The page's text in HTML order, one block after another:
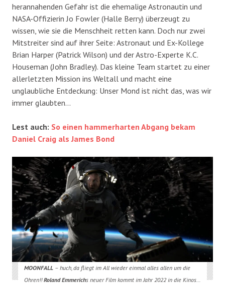
herannahenden Gefahr ist die ehemalige Astronautin und
NASA-Offizierin Jo Fowler (Halle Berry) überzeugt zu
wissen, wie sie die Menschheit retten kann. Doch nur zwei
Mitstreiter sind auf ihrer Seite: Astronaut und Ex-Kollege
Brian Harper (Patrick Wilson) und der Astro-Experte K.C.
Houseman (John Bradley). Das kleine Team startet zu einer
allerletzten Mission ins Weltall und macht eine
unglaubliche Entdeckung: Unser Mond ist nicht das, was wir
immer glaubten…
Lest auch: So einen hammerharten Abgang bekam
Daniel Craig als James Bond
MOONFALL– huch, da fliegt im All wieder einmal alles allen um die
Ohren!!Roland Emmerichs neuer Film kommt im Jahr 2022 in die Kinos…